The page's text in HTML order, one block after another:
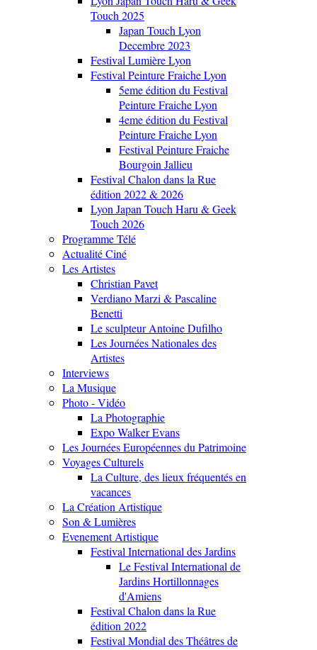
Touch 2025
Japan Touch Lyon
Decembre 2023
Festival Lumière Lyon
Festival Peinture Fraiche Lyon
5eme édition du Festival
Peinture Fraiche Lyon
4eme édition du Festival
Peinture Fraiche Lyon
Festival Peinture Fraiche
Bourgoin Jallieu
Festival Chalon dans la Rue
édition 2022 & 2026
Lyon Japan Touch Haru & Geek
Touch 2026
Programme Télé
Actualité Ciné
Les Artistes
Christian Pavet
Verdiano Marzi & Pascaline
Benetti
Le sculpteur Antoine Dufilho
Les Journées Nationales des
Artistes
Interviews
La Musique
Photo - Vidéo
La Photographie
Expo Walker Evans
Les Journées Européennes du Patrimoine
Voyages Culturels
La Culture, des lieux fréquentés en
vacances
La Création Artistique
Son & Lumières
Evenement Artistique
Festival International des Jardins
Le Festival International de
Jardins Hortillonnages
d'Amiens
Festival Chalon dans la Rue
édition 2022
Festival Mondial des Théâtres de